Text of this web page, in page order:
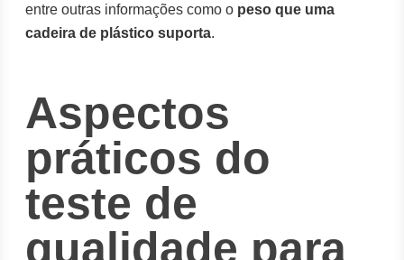
entre outras informações como o peso que uma
cadeira de plástico suporta.
Aspectos
práticos do
teste de
qualidade para